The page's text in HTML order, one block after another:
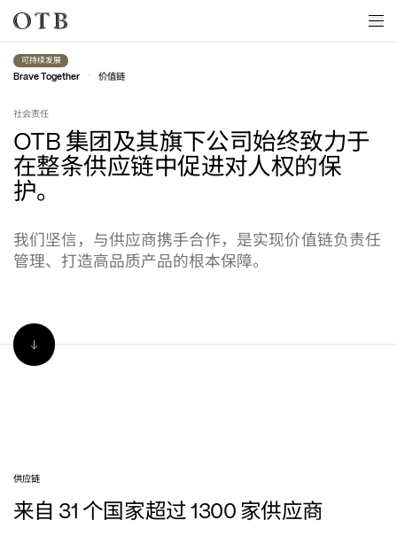
Skip to main content
可持续发展
Brave Together
• 价值链
社会责任
OTB 集团及其旗下公司始终致力于
在整条供应链中促进对人权的保
护。
我们坚信，与供应商携手合作，是实现价值链负责任
管理、打造高品质产品的根本保障。
供应链
来自 31 个国家超过 1300 家供应商